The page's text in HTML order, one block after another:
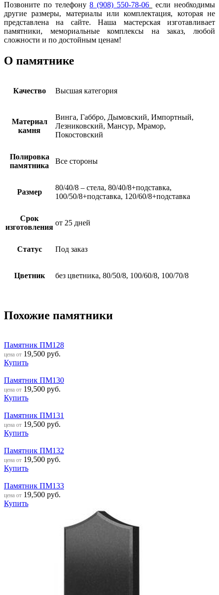
Позвоните по телефону8 (908) 550-78-06
если необходимы
другие размеры, материалы или комплектация, которая не
представлена на сайте. Наша мастерская изготавливает
памятники, мемориальные комплексы на заказ, любой
сложности и по достойным ценам!
О памятнике
Качество Высшая категория
Материал
камня
Винга, Габбро, Дымовский, Импортный,
Лезниковский, Мансур, Мрамор,
Покостовский
Полировка
памятника
Все стороны
Размер
80/40/8 – стела, 80/40/8+подставка,
100/50/8+подставка, 120/60/8+подставка
Срок
изготовления
от 25 дней
Статус Под заказ
Цветник без цветника, 80/50/8, 100/60/8, 100/70/8
Похожие памятники
Памятник ПМ128
цена от 19,500 руб.
Купить
Памятник ПМ130
цена от 19,500 руб.
Купить
Памятник ПМ131
цена от 19,500 руб.
Купить
Памятник ПМ132
цена от 19,500 руб.
Купить
Памятник ПМ133
цена от 19,500 руб.
Купить